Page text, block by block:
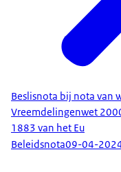
Beslisnota bij nota van
Vreemdelingenwet
1883 van het Eu
Beleidsnota09-04-